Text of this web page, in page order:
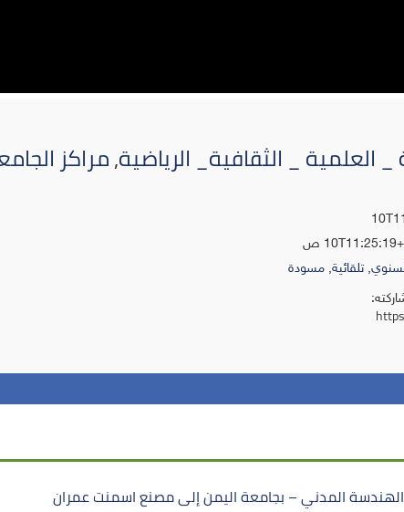
العلمية _ الثقافية_ الرياضية,مراكز
,تلقائية,مسودة
المدني – بجامعة اليمن إلى مصنع اسمنت عمران